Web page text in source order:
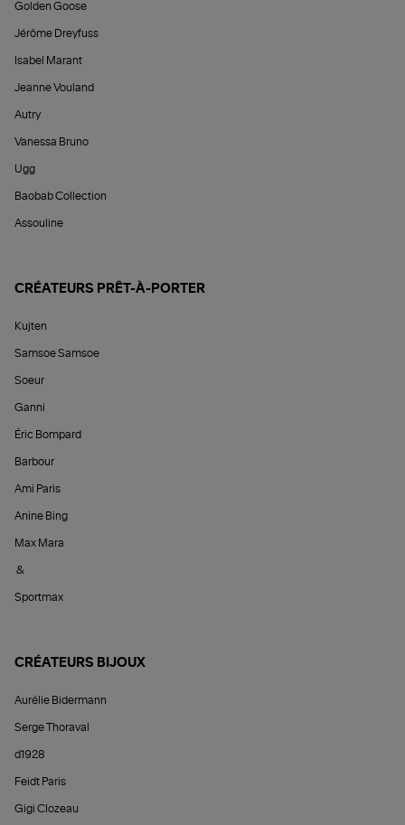
Golden Goose
Jérôme Dreyfuss
Isabel Marant
Jeanne Vouland
Autry
Vanessa Bruno
Ugg
Baobab Collection
Assouline
CRÉATEURS PRÊT-À-PORTER
Kujten
Samsoe Samsoe
Soeur
Ganni
Éric Bompard
Barbour
Ami Paris
Anine Bing
Max Mara
&
Sportmax
CRÉATEURS BIJOUX
Aurélie Bidermann
Serge Thoraval
d1928
Feidt Paris
Gigi Clozeau